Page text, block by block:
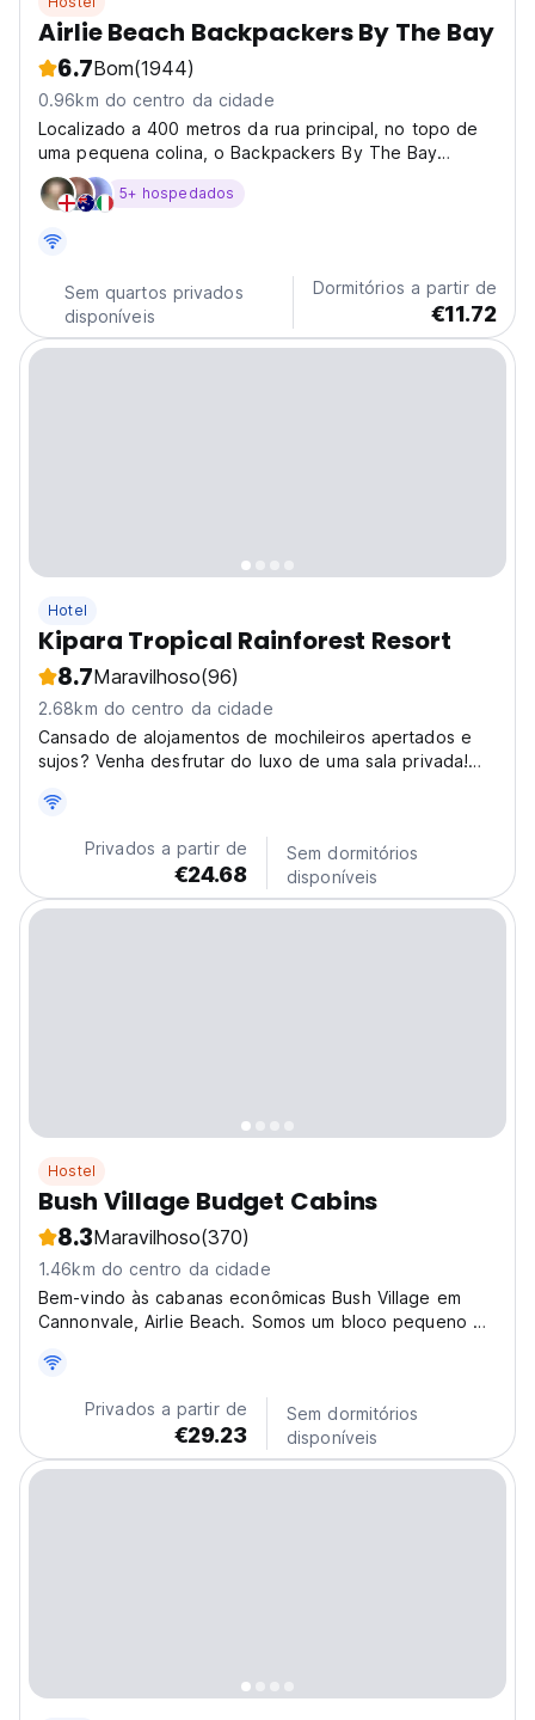
Airlie Beach Backpackers By The Bay
6.7Bom(1944)
0.96km do centro da cidade
Localizado a 400 metros da rua principal, no topo de
uma pequena colina, o Backpackers By The Bay
oferece...
5+ hospedados
Sem quartos privados
disponíveis
Dormitórios a partir de
€11.72
Hotel
Kipara Tropical Rainforest Resort
8.7Maravilhoso(96)
2.68km do centro da cidade
Cansado de alojamentos de mochileiros apertados e
sujos? Venha desfrutar do luxo de uma sala privada!
de mochila que você pode pagar. O resort oferece
apenas quartos privados e vilas auto-suficientes,...
Privados a partir de
€24.68
Sem dormitórios
disponíveis
Hostel
Bush Village Budget Cabins
8.3Maravilhoso(370)
1.46km do centro da cidade
Bem-vindo às cabanas econômicas Bush Village em
Cannonvale, Airlie Beach. Somos um bloco pequeno e
relaxantes e adequados para pássaros, mas ainda
estamos perto da Marina do Mar de Coral.
Privados a partir de
€29.23
Sem dormitórios
disponíveis